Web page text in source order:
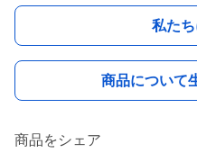
私た
商品について
商品をシェア